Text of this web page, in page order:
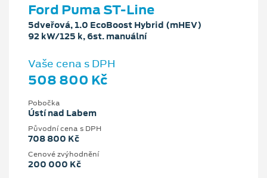
Ford Puma ST-Line
5dveřová, 1.0 EcoBoost Hybrid (mHEV)
92 kW/125 k, 6st. manuální
Vaše cena s DPH
508 800 Kč
Pobočka
Ústí nad Labem
Původní cena s DPH
708 800 Kč
Cenové zvýhodnění
200 000 Kč